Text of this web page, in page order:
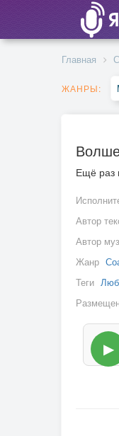
Главная
ЖАНРЫ:
Ещё раз
Автор
Автор
Жанр
Теги
▶